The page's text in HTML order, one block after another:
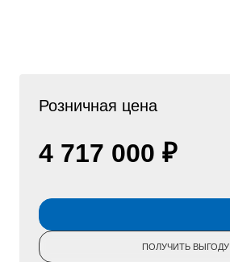
Розничная цена
4 717 000 ₽
ПОЛУЧИТЬ ВЫГОДУ